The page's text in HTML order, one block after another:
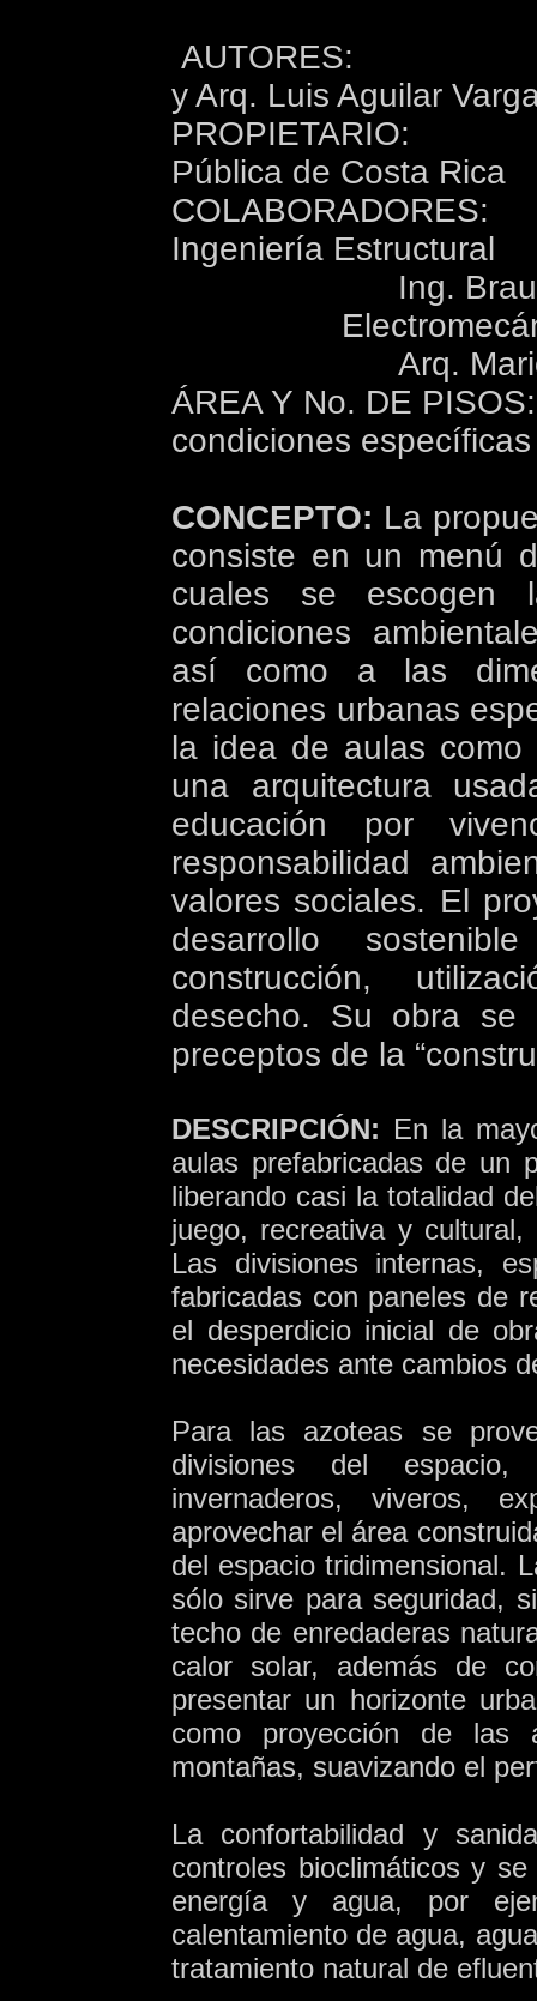
AUTORES:
y Arq. Luis Aguilar
PROPIETARIO:
Pública de Costa Rica
COLABORADORES:
Ingeniería Estructural
Ing.
Arq.
ÁREA Y No. DE
condiciones específicas
CONCEPTO: La
consiste en un menú
cuales se
condiciones
así como a las
relaciones urbanas
la idea de aulas como
una arquitectura
educación por
responsabilidad
valores sociales. El
desarrollo
construcción,
desecho. Su obra se
preceptos de la
DESCRIPCIÓN: En la
aulas prefabricadas de un
liberando casi la totalidad
juego, recreativa y
Las divisiones internas,
fabricadas con paneles de
el desperdicio inicial de
necesidades ante cambios
Para las azoteas se
divisiones del
invernaderos, viveros,
aprovechar el área
del espacio tridimensional.
sólo sirve para seguridad,
techo de enredaderas
calor solar, además de
presentar un horizonte
como proyección de las
montañas, suavizando el
La confortabilidad y
controles bioclimáticos y
energía y agua, por
calentamiento de agua,
tratamiento natural de